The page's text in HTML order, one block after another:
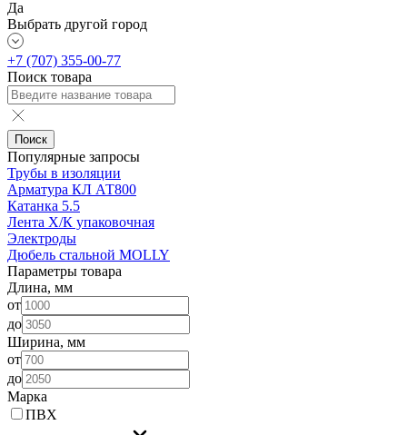
Да
Выбрать другой город
+7 (707) 355-00-77
Поиск товара
Поиск
Популярные запросы
Трубы в изоляции
Арматура КЛ АТ800
Катанка 5.5
Лента Х/К упаковочная
Электроды
Дюбель стальной MOLLY
Параметры товара
Длина, мм
от
до
Ширина, мм
от
до
Марка
ПВХ